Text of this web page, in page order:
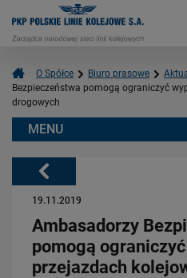
O Spółce Biuro prasowe
Bezpieczeństwa pomogą ograniczyć
drogowych
Powrót
19.11.2019
Ambasadorzy
pomogą
przejazdach
MENU